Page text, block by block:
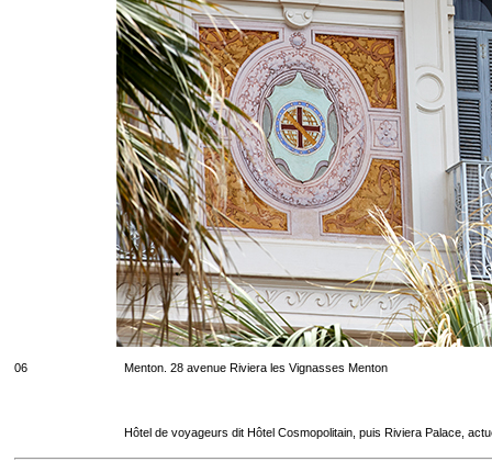
06 Menton. 28 avenue Riviera les Vignasses Menton
Hôtel de voyageurs dit Hôtel Cosmopolitain, puis Riviera Palace,